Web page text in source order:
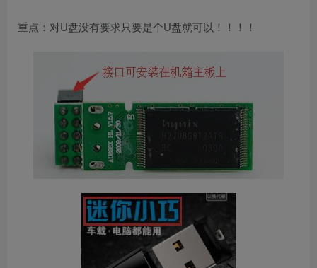
重点：对U盘没有要求只要是个U盘就可以！！！！